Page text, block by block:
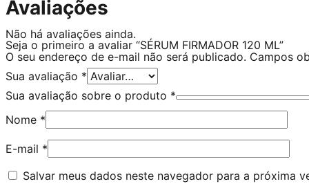
Avaliações
Não há avaliações ainda.
Seja o primeiro a avaliar “SÉRUM FIRMADOR 120 ML”
O seu endereço de e-mail não será publicado. Campos
Sua avaliação *
Sua avaliação sobre o produto *
Nome *
E-mail *
Salvar meus dados neste navegador para a próxima